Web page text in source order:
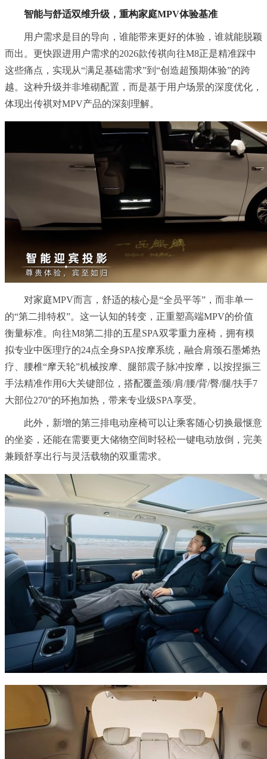
智能与舒适双维升级，重构家庭MPV体验基准
用户需求是目的导向，谁能带来更好的体验，谁就能脱颖
而出。更快跟进用户需求的2026款传祺向往M8正是精准踩中
这些痛点，实现从“满足基础需求”到“创造超预期体验”的跨
越。这种升级并非堆砌配置，而是基于用户场景的深度优化，
体现出传祺对MPV产品的深刻理解。
对家庭MPV而言，舒适的核心是“全员平等”，而非单一
的“第二排特权”。这一认知的转变，正重塑高端MPV的价值
衡量标准。向往M8第二排的五星SPA双零重力座椅，拥有模
拟专业中医理疗的24点全身SPA按摩系统，融合肩颈石墨烯热
疗、腰椎“摩天轮”机械按摩、腿部震子脉冲按摩，以按捏振三
手法精准作用6大关键部位，搭配覆盖颈/肩/腰/背/臀/腿/扶手7
大部位270°的环抱加热，带来专业级SPA享受。
此外，新增的第三排电动座椅可以让乘客随心切换最惬意
的坐姿，还能在需要更大储物空间时轻松一键电动放倒，完美
兼顾舒享出行与灵活载物的双重需求。